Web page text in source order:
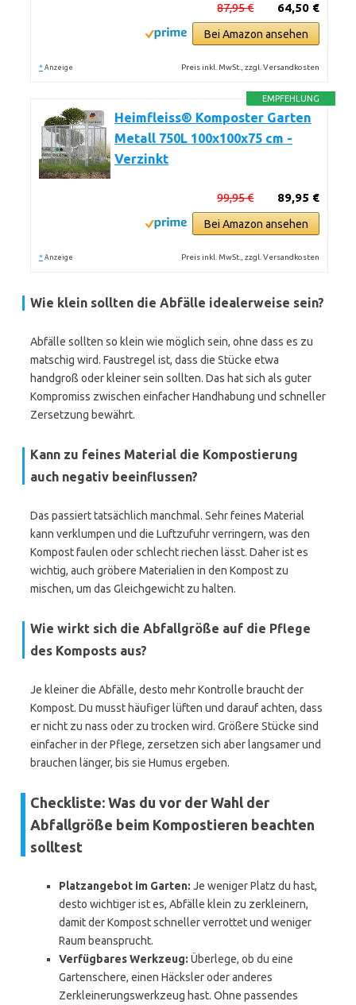
64,50 €
87,95 €
Bei Amazon ansehen
* Anzeige Preis inkl. MwSt., zzgl. Versandkosten
EMPFEHLUNG
Heimfleiss® Komposter Garten
Metall 750L 100x100x75 cm -
Verzinkt
89,95 €
99,95 €
Bei Amazon ansehen
* Anzeige Preis inkl. MwSt., zzgl. Versandkosten
Wie klein sollten die Abfälle idealerweise sein?
Abfälle sollten so klein wie möglich sein, ohne dass es zu
matschig wird. Faustregel ist, dass die Stücke etwa
handgroß oder kleiner sein sollten. Das hat sich als guter
Kompromiss zwischen einfacher Handhabung und schneller
Zersetzung bewährt.
Kann zu feines Material die Kompostierung
auch negativ beeinflussen?
Das passiert tatsächlich manchmal. Sehr feines Material
kann verklumpen und die Luftzufuhr verringern, was den
Kompost faulen oder schlecht riechen lässt. Daher ist es
wichtig, auch gröbere Materialien in den Kompost zu
mischen, um das Gleichgewicht zu halten.
Wie wirkt sich die Abfallgröße auf die Pflege
des Komposts aus?
Je kleiner die Abfälle, desto mehr Kontrolle braucht der
Kompost. Du musst häufiger lüften und darauf achten, dass
er nicht zu nass oder zu trocken wird. Größere Stücke sind
einfacher in der Pflege, zersetzen sich aber langsamer und
brauchen länger, bis sie Humus ergeben.
Checkliste: Was du vor der Wahl der
Abfallgröße beim Kompostieren beachten
solltest
Platzangebot im Garten: Je weniger Platz du hast,
desto wichtiger ist es, Abfälle klein zu zerkleinern,
damit der Kompost schneller verrottet und weniger
Raum beansprucht.
Verfügbares Werkzeug: Überlege, ob du eine
Gartenschere, einen Häcksler oder anderes
Zerkleinerungswerkzeug hast. Ohne passendes